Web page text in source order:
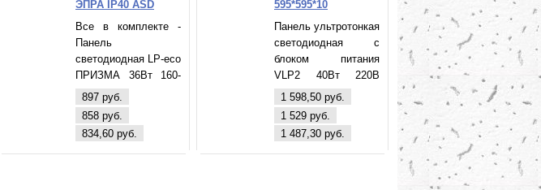
ЭПРА IP40 ASD
Все в комплекте -
Панель
светодиодная LP-eco
ПРИЗМА 36Вт 160-
260В 4000К 3000Лм
595х595х25мм +
ЭПРА БЕЛАЯ IP40
ASD
897 руб.
858 руб.
834,60 руб.
595*595*10
Панель ультротонкая
светодиодная с
блоком питания
VLP2 40Вт 220В
4000К 3200Лм
(595*595*10) (VLP2-
40-4000) VKL electric
1 598,50 руб.
1 529 руб.
1 487,30 руб.